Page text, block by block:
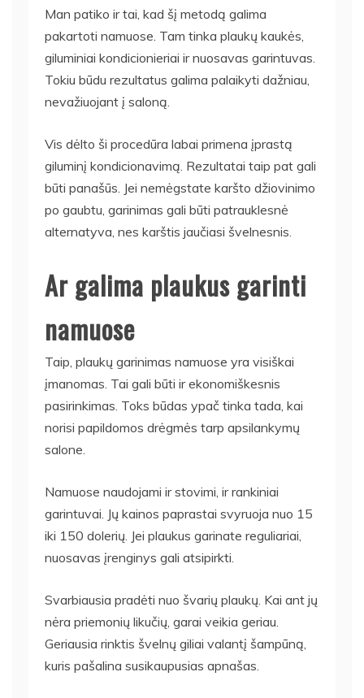
Man patiko ir tai, kad šį metodą galima
pakartoti namuose. Tam tinka plaukų kaukės,
giluminiai kondicionieriai ir nuosavas garintuvas.
Tokiu būdu rezultatus galima palaikyti dažniau,
nevažiuojant į saloną.
Vis dėlto ši procedūra labai primena įprastą
giluminį kondicionavimą. Rezultatai taip pat gali
būti panašūs. Jei nemėgstate karšto džiovinimo
po gaubtu, garinimas gali būti patrauklesnė
alternatyva, nes karštis jaučiasi švelnesnis.
Ar galima plaukus garinti
namuose
Taip, plaukų garinimas namuose yra visiškai
įmanomas. Tai gali būti ir ekonomiškesnis
pasirinkimas. Toks būdas ypač tinka tada, kai
norisi papildomos drėgmės tarp apsilankymų
salone.
Namuose naudojami ir stovimi, ir rankiniai
garintuvai. Jų kainos paprastai svyruoja nuo 15
iki 150 dolerių. Jei plaukus garinate reguliariai,
nuosavas įrenginys gali atsipirkti.
Svarbiausia pradėti nuo švarių plaukų. Kai ant jų
nėra priemonių likučių, garai veikia geriau.
Geriausia rinktis švelnų giliai valantį šampūną,
kuris pašalina susikaupusias apnašas.